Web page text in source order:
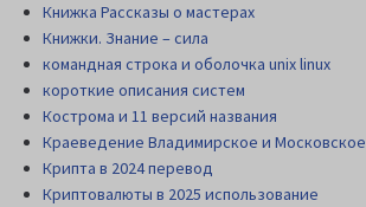
Книжка Рассказы о мастерах
Книжки. Знание – сила
командная строка и оболочка unix linux
короткие описания систем
Кострома и 11 версий названия
Краеведение Владимирское и Московское
Крипта в 2024 перевод
Криптовалюты в 2025 использование